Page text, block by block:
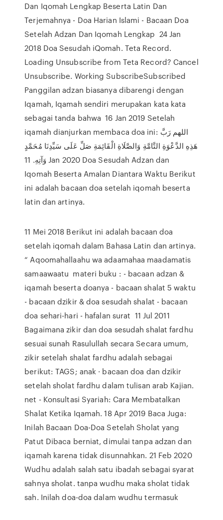
Dan Iqomah Lengkap Beserta Latin Dan
Terjemahnya - Doa Harian Islami - Bacaan Doa
Setelah Adzan Dan Iqomah Lengkap 24 Jan
2018 Doa Sesudah iQomah. Teta Record.
Loading Unsubscribe from Teta Record? Cancel
Unsubscribe. Working SubscribeSubscribed
Panggilan adzan biasanya dibarengi dengan
Iqamah, Iqamah sendiri merupakan kata kata
sebagai tanda bahwa 16 Jan 2019 Setelah
iqamah dianjurkan membaca doa ini: اللهم رَبَّ
هَذِهِ الدَّعْوَةِ التَّامَّةِ وَالصَّلَاةِ الْقَائِمَةِ صَلِّ عَلَى سَيِّدِنَا مُحَمَّدٍ
وَآتِهِ. 11 Jan 2020 Doa Sesudah Adzan dan
Iqomah Beserta Amalan Diantara Waktu Berikut
ini adalah bacaan doa setelah iqomah beserta
latin dan artinya.
11 Mei 2018 Berikut ini adalah bacaan doa
setelah iqomah dalam Bahasa Latin dan artinya.
“ Aqoomahallaahu wa adaamahaa maadamatis
samaawaatu materi buku : - bacaan adzan &
iqamah beserta doanya - bacaan shalat 5 waktu
- bacaan dzikir & doa sesudah shalat - bacaan
doa sehari-hari - hafalan surat 11 Jul 2011
Bagaimana zikir dan doa sesudah shalat fardhu
sesuai sunah Rasulullah secara Secara umum,
zikir setelah shalat fardhu adalah sebagai
berikut: TAGS; anak · bacaan doa dan dzikir
setelah sholat fardhu dalam tulisan arab Kajian.
net - Konsultasi Syariah: Cara Membatalkan
Shalat Ketika Iqamah. 18 Apr 2019 Baca Juga:
Inilah Bacaan Doa-Doa Setelah Sholat yang
Patut Dibaca berniat, dimulai tanpa adzan dan
iqamah karena tidak disunnahkan. 21 Feb 2020
Wudhu adalah salah satu ibadah sebagai syarat
sahnya sholat. tanpa wudhu maka sholat tidak
sah. Inilah doa-doa dalam wudhu termasuk